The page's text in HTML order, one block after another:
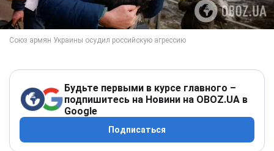
Будьте первыми в курсе главного –
подпишитесь на Новини на OBOZ.UA в
Google
Подписаться